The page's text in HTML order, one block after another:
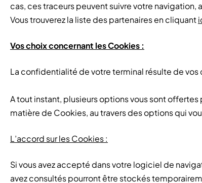
cas, ces traceurs peuvent suivre votre navigation,
Vous trouverez la liste des partenaires en cliquant
Vos choix concernant les Cookies :
La confidentialité de votre terminal résulte de vos
A tout instant, plusieurs options vous sont
matière de Cookies, au travers des options qui
L’accord sur les Cookies :
Si vous avez accepté dans votre logiciel de
avez consultés pourront être stockés